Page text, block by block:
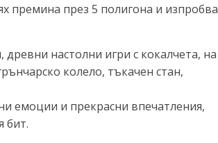
премина през 5 полигона и изпробва
настолни игри с кокалчета, на
колело, тъкачен стан,
емоции и прекрасни впечатления,
бит.